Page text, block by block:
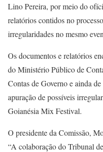
Lino Pereira, por meio do
relatórios contidos no
irregularidades no mesmo
Os documentos e relatórios
do Ministério Público de
Contas de Governo e ainda
apuração de possíveis
Goianésia Mix Festival.
O presidente da Comissão,
“A colaboração do Tribunal